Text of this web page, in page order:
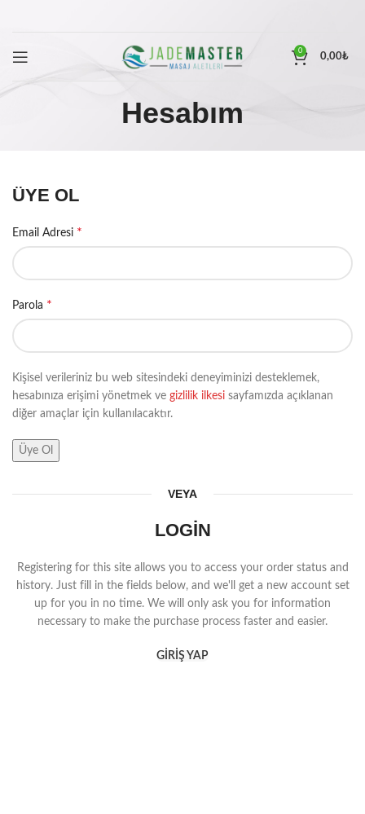
0
0,00₺
Hesabım
ÜYE OL
Email Adresi *
Parola *
Kişisel verileriniz bu web sitesindeki deneyiminizi desteklemek,
hesabınıza erişimi yönetmek ve gizlilik ilkesi sayfamızda açıklanan
diğer amaçlar için kullanılacaktır.
Üye Ol
VEYA
LOGIN
Registering for this site allows you to access your order status and
history. Just fill in the fields below, and we'll get a new account set
up for you in no time. We will only ask you for information
necessary to make the purchase process faster and easier.
GIRIŞ YAP